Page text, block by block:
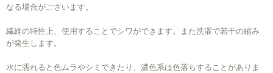
なる場合がございます。
繊維の特性上、使用することでシワができます。また洗濯で若干の縮み
が発生します。
水に濡れると色ムラやシミできたり、濃色系は色落ちすることがありま